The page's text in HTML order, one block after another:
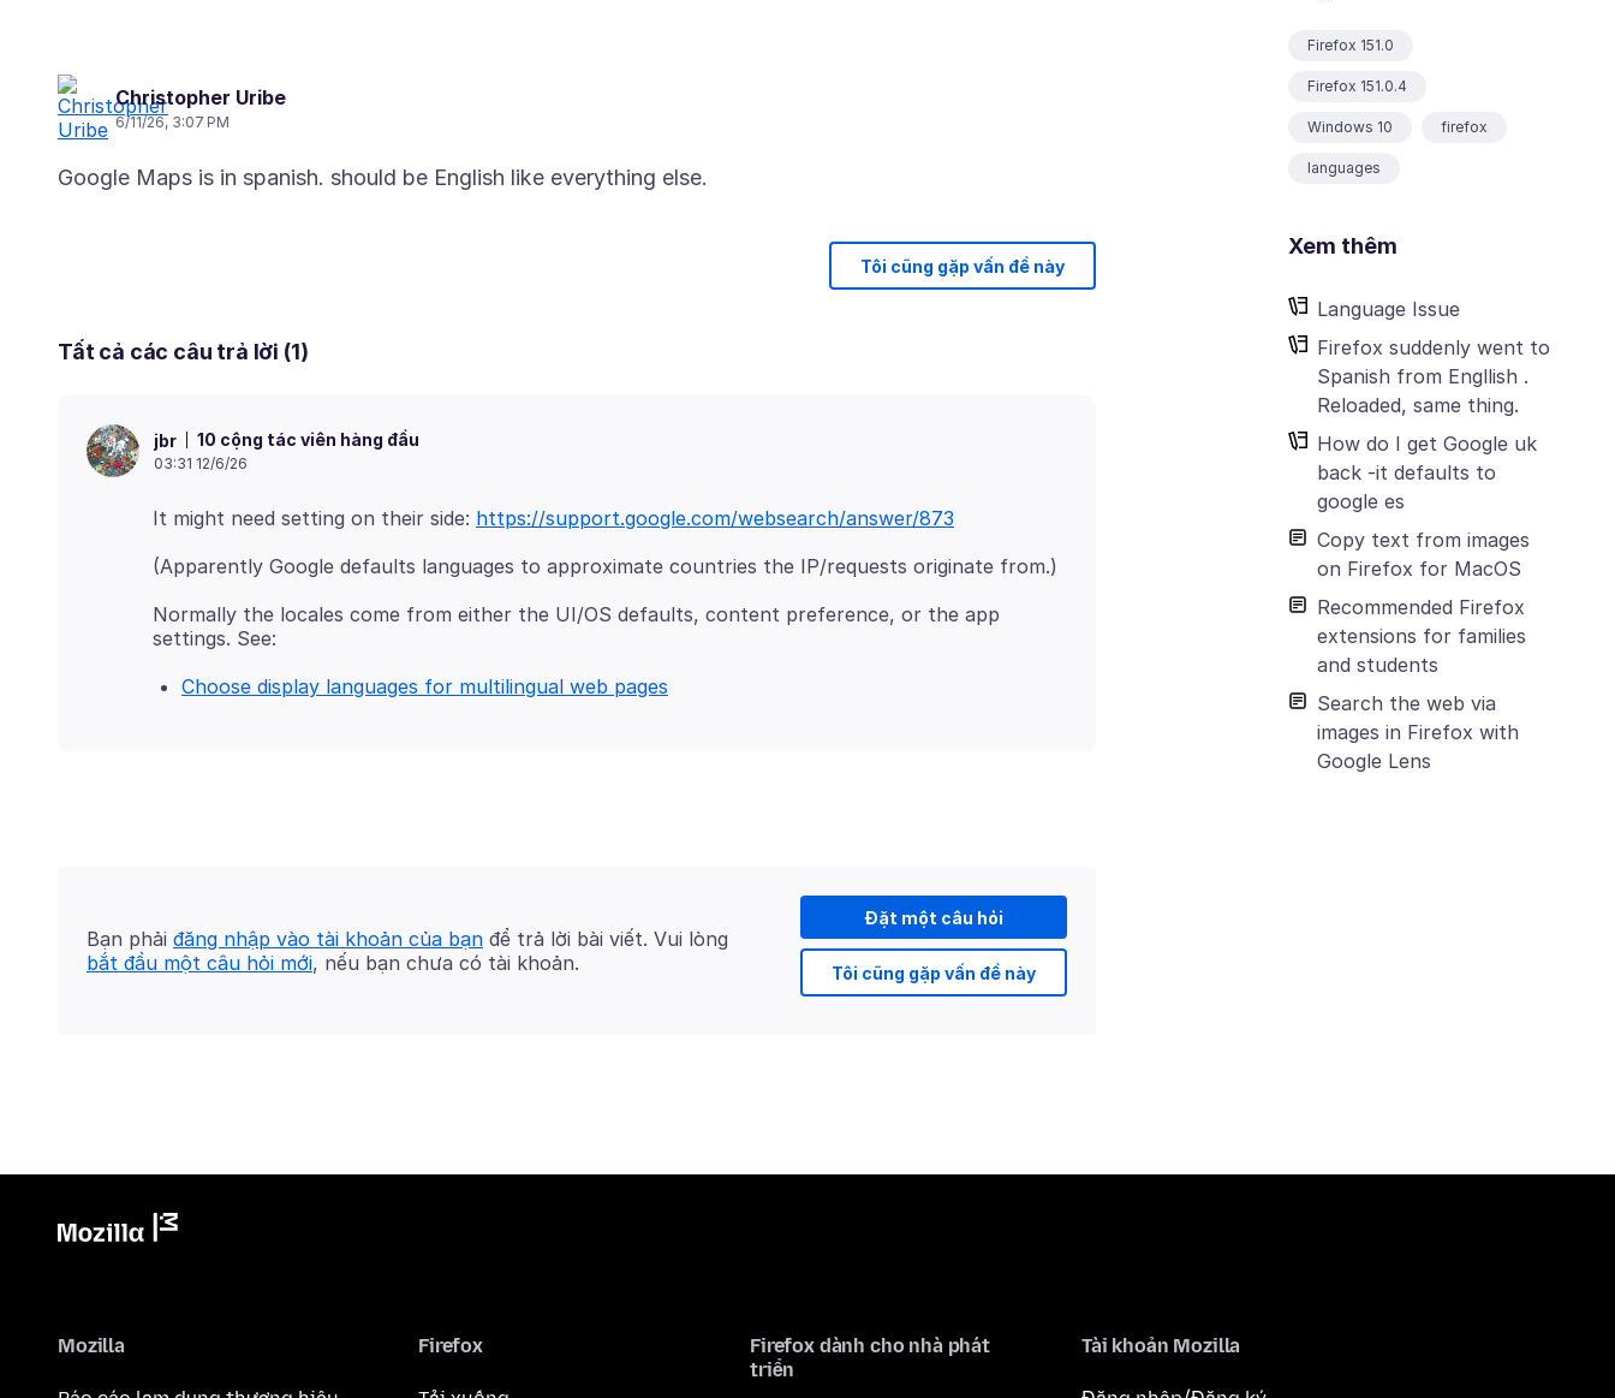
Firefox 151.0
Firefox 151.0.4
Windows 10 firefox
languages
Xem thêm
Language Issue
Firefox suddenly went to
Spanish from Engllish .
Reloaded, same thing.
How do I get Google uk
back -it defaults to
google es
Copy text from images
on Firefox for MacOS
Recommended Firefox
extensions for families
and students
Search the web via
images in Firefox with
Google Lens
Christopher Uribe
6/11/26, 3:07 PM
Tôi cũng gặp vấn đề này
Tất cả các câu trả lời (1)
jbr 10 cộng tác viên hàng đầu
03:31 12/6/26
It might need setting on their side: https://support.google.com/websearch/answer/873
Normally the locales come from either the UI/OS defaults, content preference, or the app
Choose display languages for multilingual web pages
Đặt một câu hỏi
Tôi cũng gặp vấn đề này
Bạn phải đăng nhập vào tài khoản của bạn để trả lời bài viết. Vui lòng
bắt đầu một câu hỏi mới, nếu bạn chưa có tài khoản.
Mozilla Firefox
Firefox dành cho nhà phát
triển
Tài khoản Mozilla